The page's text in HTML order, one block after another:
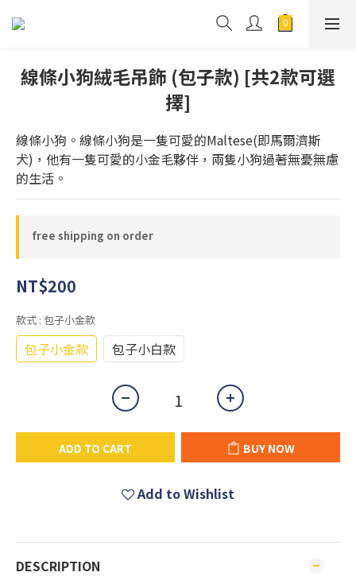
線條小狗絨毛吊飾 (包子款) [共2款可選
擇]
線條小狗。線條小狗是一隻可愛的Maltese(即馬爾濟斯
犬)，他有一隻可愛的小金毛夥伴，兩隻小狗過著無憂無慮
的生活。
free shipping on order
NT$200
款式 : 包子小金款
包子小金款 包子小白款
ADD TO CART BUY NOW
Add to Wishlist
DESCRIPTION